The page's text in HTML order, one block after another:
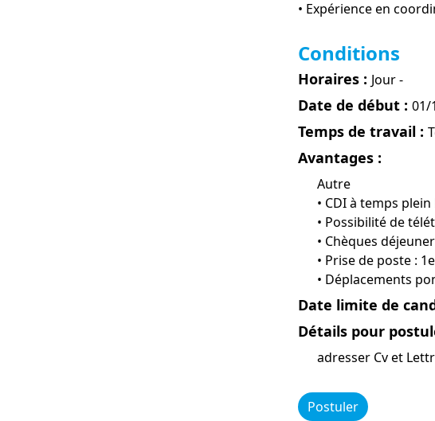
• Expérience en
Conditions
Horaires : Jour -
Date de début : 01/
Temps de travail :
Avantages :
Autre
• CDI à temps
• Possibilité de
• Chèques
• Prise de poste :
• Déplacements
Date limite de
Détails pour
adresser Cv et
Postuler